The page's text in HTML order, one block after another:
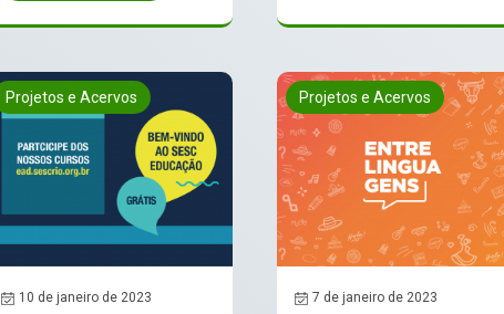
Projetos e Acervos
10 de janeiro de 2023
Projetos e Acervos
7 de janeiro de 2023